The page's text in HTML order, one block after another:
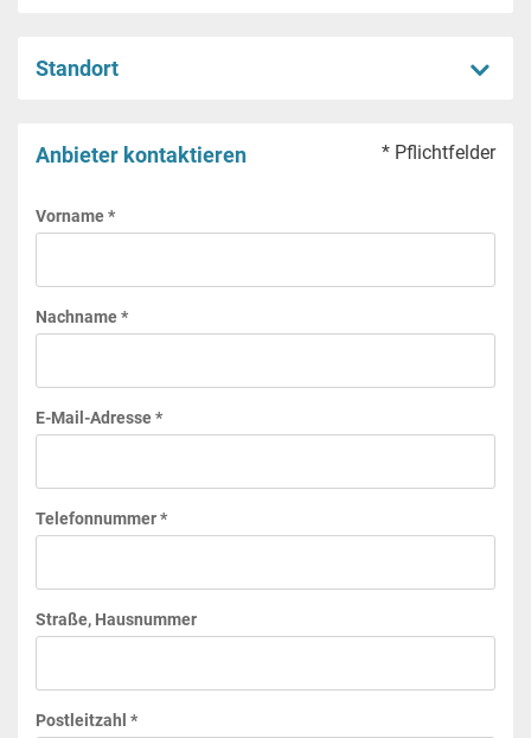
Standort
Anbieter kontaktieren * Pflichtfelder
Vorname *
Nachname *
E-Mail-Adresse *
Telefonnummer *
Straße, Hausnummer
Postleitzahl *